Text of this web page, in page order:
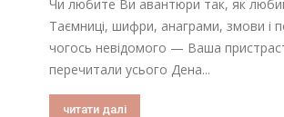
Чи любите Ви авантюри так, як
Таємниці, шифри, анаграми, змови і
чогось невідомого — Ваша
перечитали усього Дена...
читати далі